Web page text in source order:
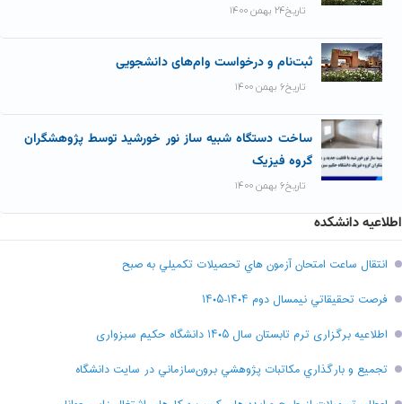
تاریخ۲۴ بهمن ۱۴۰۰
ثبت‌نام و درخواست وام‌های دانشجویی
تاریخ۶ بهمن ۱۴۰۰
ساخت دستگاه شبیه ساز نور خورشید توسط پژوهشگران
گروه فیزیک
تاریخ۶ بهمن ۱۴۰۰
اطلاعیه دانشکده
انتقال ساعت امتحان آزمون هاي تحصيلات تکميلي به صبح
فرصت تحقيقاتي نیمسال دوم ۱۴۰۴-۱۴۰۵
اطلاعیه برگزاری ترم تابستان سال ۱۴۰۵ دانشگاه حکیم سبزواری
تجميع و بارگذاري مکاتبات پژوهشي برون‌سازماني در سايت دانشگاه